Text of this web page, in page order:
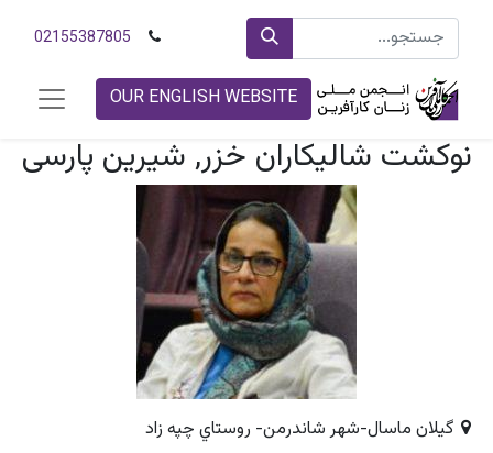
02155387805
OUR ENGLISH WEBSITE
نوکشت شاليکاران خزر, شیرین پارسی
گیلان ماسال-شهر شاندرمن- روستاي چپه زاد